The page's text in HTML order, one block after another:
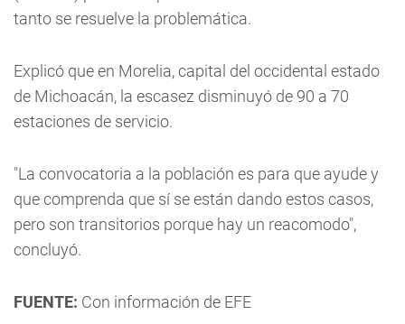
tanto se resuelve la problemática.
Explicó que en Morelia, capital del occidental estado
de Michoacán, la escasez disminuyó de 90 a 70
estaciones de servicio.
"La convocatoria a la población es para que ayude y
que comprenda que sí se están dando estos casos,
pero son transitorios porque hay un reacomodo",
concluyó.
FUENTE: Con información de EFE